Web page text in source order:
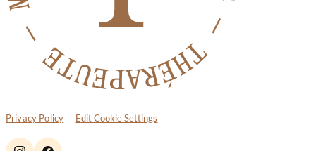
Privacy Policy Edit Cookie Settings